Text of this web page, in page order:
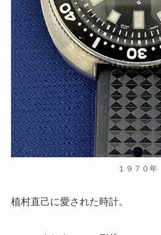
１９７０年
植村直己に愛された時計。